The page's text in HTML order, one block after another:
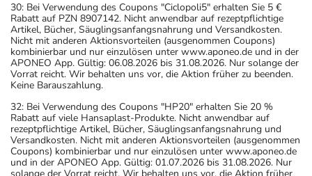
30: Bei Verwendung des Coupons "Ciclopoli5" erhalten Sie 5 €
Rabatt auf PZN 8907142. Nicht anwendbar auf rezeptpflichtige
Artikel, Bücher, Säuglingsanfangsnahrung und Versandkosten.
Nicht mit anderen Aktionsvorteilen (ausgenommen Coupons)
kombinierbar und nur einzulösen unter www.aponeo.de und in der
APONEO App. Gültig: 06.08.2026 bis 31.08.2026. Nur solange der
Vorrat reicht. Wir behalten uns vor, die Aktion früher zu beenden.
Keine Barauszahlung.
32: Bei Verwendung des Coupons "HP20" erhalten Sie 20 %
Rabatt auf viele Hansaplast-Produkte. Nicht anwendbar auf
rezeptpflichtige Artikel, Bücher, Säuglingsanfangsnahrung und
Versandkosten. Nicht mit anderen Aktionsvorteilen (ausgenommen
Coupons) kombinierbar und nur einzulösen unter www.aponeo.de
und in der APONEO App. Gültig: 01.07.2026 bis 31.08.2026. Nur